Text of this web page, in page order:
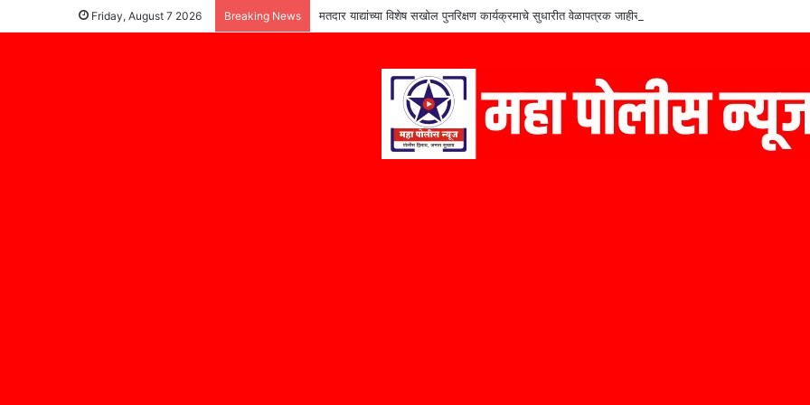
Friday, August 7 2026 Breaking News मतदार याद्यांच्या विशेष सखोल पुनरिक्षण कार्यक्रमाचे सुधारीत वेळापत्रक जाहीर